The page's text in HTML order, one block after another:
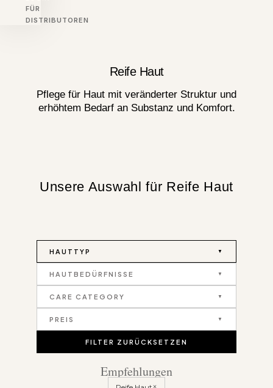
FÜR
DISTRIBUTOREN
Reife Haut
Pflege für Haut mit veränderter Struktur und
erhöhtem Bedarf an Substanz und Komfort.
Unsere Auswahl für Reife Haut
HAUTTYP
HAUTBEDÜRFNISSE
CARE CATEGORY
PREIS
FILTER ZURÜCKSETZEN
Empfehlungen